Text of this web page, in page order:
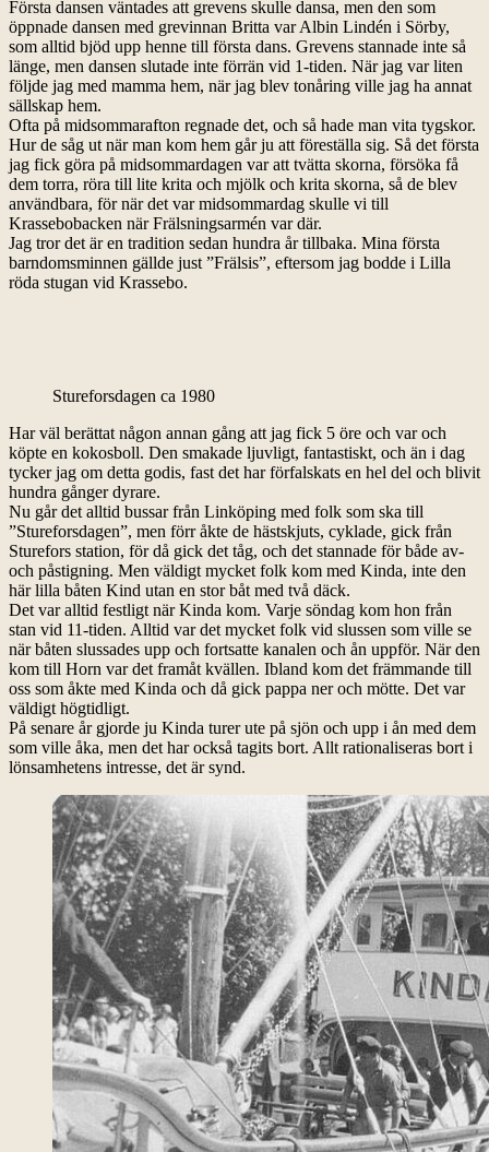
Första dansen väntades att grevens skulle dansa, men den som
öppnade dansen med grevinnan Britta var Albin Lindén i Sörby,
som alltid bjöd upp henne till första dans. Grevens stannade inte så
länge, men dansen slutade inte förrän vid 1-tiden. När jag var liten
följde jag med mamma hem, när jag blev tonåring ville jag ha annat
sällskap hem.
Ofta på midsommarafton regnade det, och så hade man vita tygskor.
Hur de såg ut när man kom hem går ju att föreställa sig. Så det första
jag fick göra på midsommardagen var att tvätta skorna, försöka få
dem torra, röra till lite krita och mjölk och krita skorna, så de blev
användbara, för när det var midsommardag skulle vi till
Krassebobacken när Frälsningsarmén var där.
Jag tror det är en tradition sedan hundra år tillbaka. Mina första
barndomsminnen gällde just ”Frälsis”, eftersom jag bodde i Lilla
röda stugan vid Krassebo.
Stureforsdagen ca 1980
Har väl berättat någon annan gång att jag fick 5 öre och var och
köpte en kokosboll. Den smakade ljuvligt, fantastiskt, och än i dag
tycker jag om detta godis, fast det har förfalskats en hel del och blivit
hundra gånger dyrare.
Nu går det alltid bussar från Linköping med folk som ska till
”Stureforsdagen”, men förr åkte de hästskjuts, cyklade, gick från
Sturefors station, för då gick det tåg, och det stannade för både av-
och påstigning. Men väldigt mycket folk kom med Kinda, inte den
här lilla båten Kind utan en stor båt med två däck.
Det var alltid festligt när Kinda kom. Varje söndag kom hon från
stan vid 11-tiden. Alltid var det mycket folk vid slussen som ville se
när båten slussades upp och fortsatte kanalen och ån uppför. När den
kom till Horn var det framåt kvällen. Ibland kom det främmande till
oss som åkte med Kinda och då gick pappa ner och mötte. Det var
väldigt högtidligt.
På senare år gjorde ju Kinda turer ute på sjön och upp i ån med dem
som ville åka, men det har också tagits bort. Allt rationaliseras bort i
lönsamhetens intresse, det är synd.